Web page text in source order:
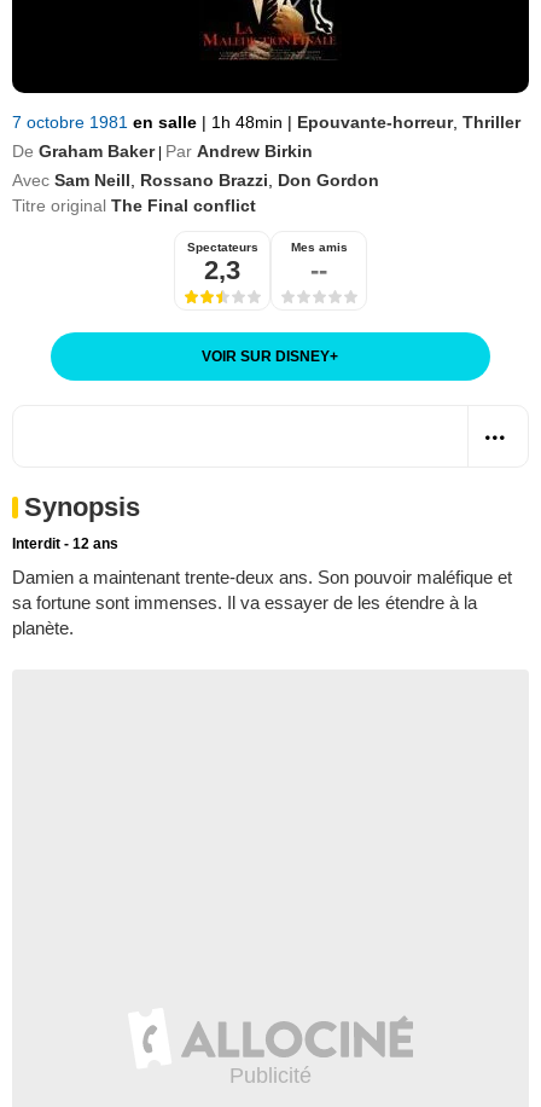
7 octobre 1981 en salle | 1h 48min | Epouvante-horreur, Thriller
De Graham Baker Par Andrew Birkin
Avec Sam Neill Rossano Brazzi
Don Gordon
Titre original The Final conflict
Spectateurs
2,3
Mes amis
--
VOIR SUR DISNEY+
Synopsis
Interdit - 12 ans
Damien a maintenant trente-deux ans. Son pouvoir maléfique et
sa fortune sont immenses. Il va essayer de les étendre à la
planète.